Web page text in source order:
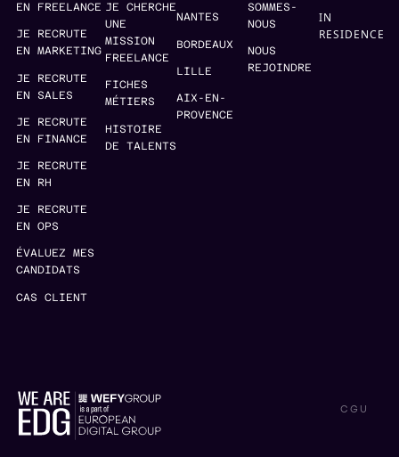
EN FREELANCE
JE RECRUTE
EN MARKETING
JE RECRUTE
EN SALES
JE RECRUTE
EN FINANCE
JE RECRUTE
EN RH
JE RECRUTE
EN OPS
ÉVALUEZ MES
CANDIDATS
CAS CLIENT
JE CHERCHE
UNE
MISSION
FREELANCE
FICHES
MÉTIERS
HISTOIRE
DE TALENTS
NANTES
BORDEAUX
LILLE
AIX-EN-
PROVENCE
SOMMES-
NOUS
NOUS
REJOINDRE
IN
RESIDENCE
CGU